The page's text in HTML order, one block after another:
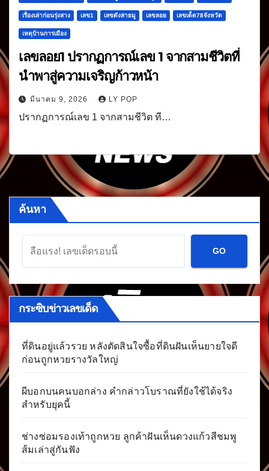
เรื่องเล่าก่อนรุ่งสาง เลข1 เลขดังสายมู เลขลอย เลขเด็ด78จังหวัด
เหตุบ้านการเมือง
เลขลอย1 ปรากฏการณ์เลข 1 จากสามชีวิตที่
นำพาสู่ความเจริญก้าวหน้า
มีนาคม 9, 2026 LY POP
ปรากฏการณ์เลข 1 จากสามชีวิต ที…
ค้นหา
GO
กระซิบข่าวเลขเด็ด
ที่ดินอยู่แล้วรวย หลังตัดสินใจซื้อที่ดินฝันเห็นยายใจดี
ก่อนถูกหวยรางวัลใหญ่
ผีบอกบนคนบอกล่าง คำกล่าวโบราณที่ยังใช้ได้จริง
สำหรับยุคนี้
ช่างซ่อมรองเท้าถูกหวย ลูกค้าฝันเห็นดวงแก้วสีชมพู
ส้มเล่าสู่กันฟัง